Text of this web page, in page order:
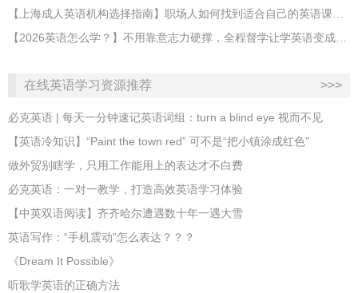
【上海成人英语机构选择指南】职场人如何找到适合自己的英语课程？
【2026英语怎么学？】不用靠意志力硬撑，全程督学让学英语变成日常习惯
在线英语学习资源推荐 >>>
必克英语 | 每天一分钟速记英语词组：turn a blind eye 视而不见
​【英语冷知识】“Paint the town red” 可不是“把小镇涂成红色”
做外贸别瞎学，只用工作能用上的表达才不白费
必克英语：一对一教学，打造高效英语学习体验
【中英双语阅读】齐齐哈尔遭遇数十年一遇大雪
英语写作：“手机震动”怎么表达？？？
《Dream It Possible》
听歌学英语的正确方法